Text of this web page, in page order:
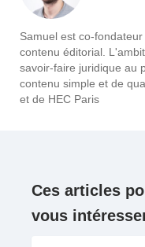
Samuel est co-
contenu éditorial.
savoir-faire juridique au
contenu simple et de
et de HEC Paris
Ces articles
vous